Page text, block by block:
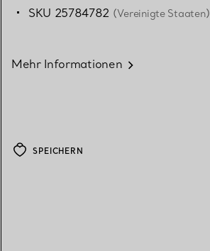
SKU 25784782 (Vereinigte Staaten)
Mehr Informationen
SPEICHERN